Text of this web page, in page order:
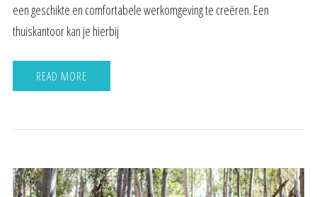
een geschikte en comfortabele werkomgeving te creëren. Een
thuiskantoor kan je hierbij
READ MORE